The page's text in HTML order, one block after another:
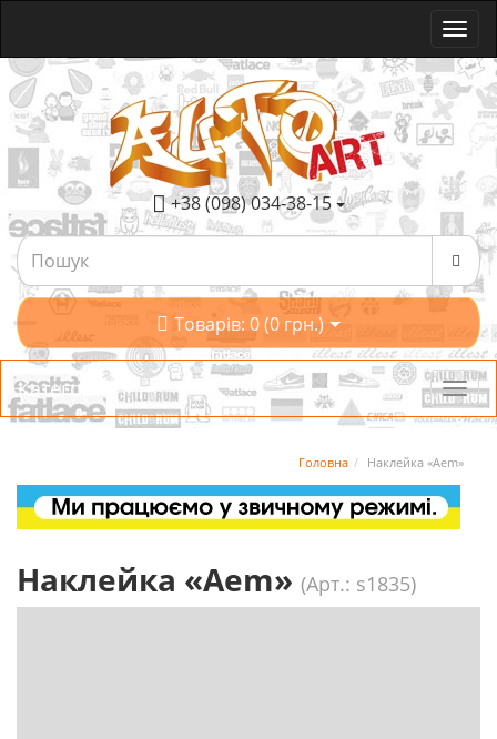
+38 (098) 034-38-15
Товарів: 0 (0 грн.)
Категорії
Головна Наклейка «Aem»
Наклейка «Aem» (Арт.: s1835)